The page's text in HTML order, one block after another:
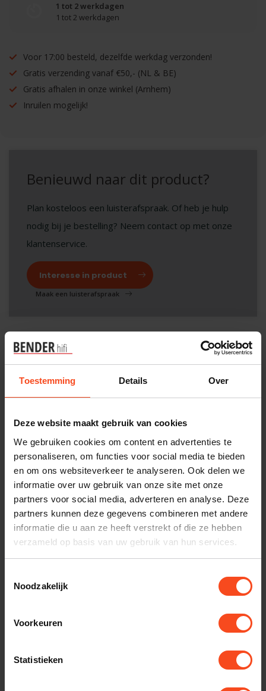
Toestemming Details Over
Deze website maakt gebruik van cookies
We gebruiken cookies om content en advertenties te
personaliseren, om functies voor social media te bieden
en om ons websiteverkeer te analyseren. Ook delen we
informatie over uw gebruik van onze site met onze
partners voor social media, adverteren en analyse. Deze
partners kunnen deze gegevens combineren met andere
informatie die u aan ze heeft verstrekt of die ze hebben
verzameld op basis van uw gebruik van hun services.
Noodzakelijk
Voorkeuren
Statistieken
1 tot 2 werkdagen
1 tot 2 werkdagen
Voor 17:00 besteld, dezelfde werkdag verzonden!
Gratis verzending vanaf €50,- (NL & BE)
Gratis afhalen in onze winkel (Arnhem)
Inruilen mogelijk!
Benieuwd naar dit product?
Plan kosteloos een luisterafspraak. Of heb je hulp
nodig bij je bestelling? Neem contact op met onze
klantenservice.
Interesse in product
Maak een luisterafspraak
Productomschrijving
Reviews
Specificaties
Gerelateerde producten
NORSTONE
NorStone Headphone Stand
Op voorraad
€29,00
QUESTYLE
Op voorraad
€109,00
MEZE AUDIO
Op voorraad